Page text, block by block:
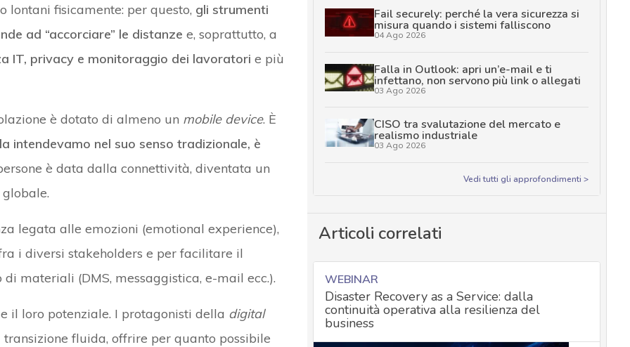
lontani fisicamente: per questo, gli strumenti
ad “accorciare” le distanze e, soprattutto, a
IT, privacy e monitoraggio dei lavoratori e più
è dotato di almeno un mobile device. È
intendevamo nel suo senso tradizionale, è
è data dalla connettività, diventata un
legata alle emozioni (emotional experience),
i diversi stakeholders e per facilitare il
materiali (DMS, messaggistica, e-mail ecc.).
il loro potenziale. I protagonisti della digital
fluida, offrire per quanto possibile
Fail securely: perché la vera sicurezza si
misura quando i sistemi falliscono
04 Ago 2026
Falla in Outlook: apri un’e-mail e ti
infettano, non servono più link o allegati
03 Ago 2026
CISO tra svalutazione del mercato e
realismo industriale
03 Ago 2026
Vedi tutti gli approfondimenti >
Articoli correlati
WEBINAR
Disaster Recovery as a Service: dalla
continuità operativa alla resilienza del
business